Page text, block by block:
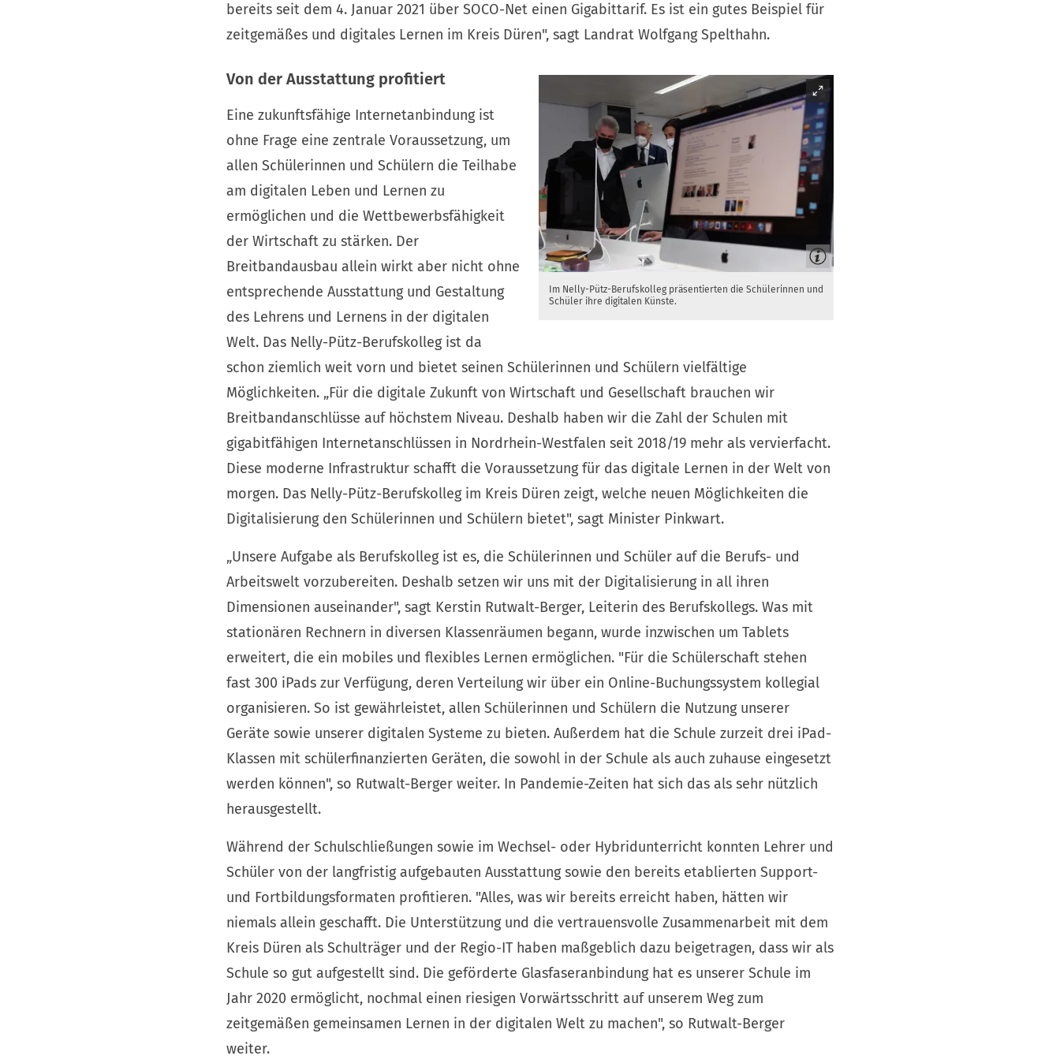
bereits seit dem 4. Januar 2021 über SOCO-Net einen Gigabittarif. Es ist ein gutes Beispiel für
zeitgemäßes und digitales Lernen im Kreis Düren", sagt Landrat Wolfgang Spelthahn.
Im Nelly-Pütz-Berufskolleg präsentierten die Schülerinnen und
Schüler ihre digitalen Künste.
Von der Ausstattung profitiert
Eine zukunftsfähige Internetanbindung ist
ohne Frage eine zentrale Voraussetzung, um
allen Schülerinnen und Schülern die Teilhabe
am digitalen Leben und Lernen zu
ermöglichen und die Wettbewerbsfähigkeit
der Wirtschaft zu stärken. Der
Breitbandausbau allein wirkt aber nicht ohne
entsprechende Ausstattung und Gestaltung
des Lehrens und Lernens in der digitalen
Welt. Das Nelly-Pütz-Berufskolleg ist da
schon ziemlich weit vorn und bietet seinen Schülerinnen und Schülern vielfältige
Möglichkeiten. „Für die digitale Zukunft von Wirtschaft und Gesellschaft brauchen wir
Breitbandanschlüsse auf höchstem Niveau. Deshalb haben wir die Zahl der Schulen mit
gigabitfähigen Internetanschlüssen in Nordrhein-Westfalen seit 2018/19 mehr als vervierfacht.
Diese moderne Infrastruktur schafft die Voraussetzung für das digitale Lernen in der Welt von
morgen. Das Nelly-Pütz-Berufskolleg im Kreis Düren zeigt, welche neuen Möglichkeiten die
Digitalisierung den Schülerinnen und Schülern bietet", sagt Minister Pinkwart.
„Unsere Aufgabe als Berufskolleg ist es, die Schülerinnen und Schüler auf die Berufs- und
Arbeitswelt vorzubereiten. Deshalb setzen wir uns mit der Digitalisierung in all ihren
Dimensionen auseinander", sagt Kerstin Rutwalt-Berger, Leiterin des Berufskollegs. Was mit
stationären Rechnern in diversen Klassenräumen begann, wurde inzwischen um Tablets
erweitert, die ein mobiles und flexibles Lernen ermöglichen. "Für die Schülerschaft stehen
fast 300 iPads zur Verfügung, deren Verteilung wir über ein Online-Buchungssystem kollegial
organisieren. So ist gewährleistet, allen Schülerinnen und Schülern die Nutzung unserer
Geräte sowie unserer digitalen Systeme zu bieten. Außerdem hat die Schule zurzeit drei iPad-
Klassen mit schülerfinanzierten Geräten, die sowohl in der Schule als auch zuhause eingesetzt
werden können", so Rutwalt-Berger weiter. In Pandemie-Zeiten hat sich das als sehr nützlich
herausgestellt.
Während der Schulschließungen sowie im Wechsel- oder Hybridunterricht konnten Lehrer und
Schüler von der langfristig aufgebauten Ausstattung sowie den bereits etablierten Support-
und Fortbildungsformaten profitieren. "Alles, was wir bereits erreicht haben, hätten wir
niemals allein geschafft. Die Unterstützung und die vertrauensvolle Zusammenarbeit mit dem
Kreis Düren als Schulträger und der Regio-IT haben maßgeblich dazu beigetragen, dass wir als
Schule so gut aufgestellt sind. Die geförderte Glasfaseranbindung hat es unserer Schule im
Jahr 2020 ermöglicht, nochmal einen riesigen Vorwärtsschritt auf unserem Weg zum
zeitgemäßen gemeinsamen Lernen in der digitalen Welt zu machen", so Rutwalt-Berger
weiter.